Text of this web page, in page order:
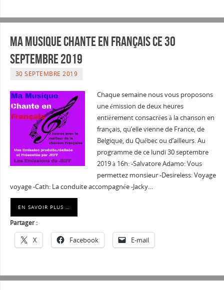
Ma musique chante en Français ce 30
septembre 2019
30 SEPTEMBRE 2019
Chaque semaine nous vous proposons
une émission de deux heures
entièrement consacrées à la chanson en
français, qu’elle vienne de France, de
Belgique, du Québec ou d’ailleurs. Au
programme de ce lundi 30 septembre
2019 à 16h: -Salvatore Adamo: Vous
permettez monsieur -Desireless: Voyage
voyage -Cath: La conduite accompagnée -Jacky…
EN SAVOIR PLUS …
Partager :
X Facebook E-mail